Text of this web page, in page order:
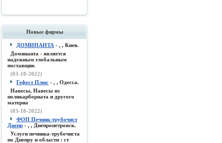
Новые фирмы
ДОМИНАНТА - , , Киев.
Доминанта - является
надежным глобальным
поставщик
(03-18-2022)
Гефест Плюс - , , Одесса.
Навесы, Навесы из
поликарборната и другого
материа
(03-18-2022)
ФОП Печник-трубочист
Днепр - , , Днепропетровск.
Услуги печника-трубочиста
по Днепру и области : ст